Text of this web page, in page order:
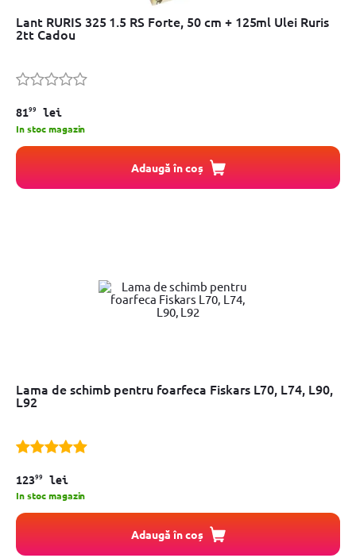
Lant RURIS 325 1.5 RS Forte, 50 cm + 125ml Ulei Ruris
2tt Cadou
8199 lei
In stoc magazin
Adaugă în coș
Lama de schimb pentru foarfeca Fiskars L70, L74, L90,
L92
12399 lei
In stoc magazin
Adaugă în coș